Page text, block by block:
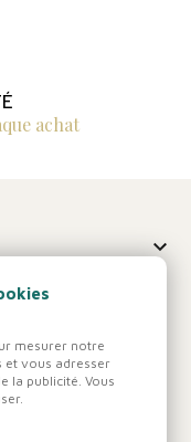
achat

mesurer notre
et vous adresser
la publicité. Vous